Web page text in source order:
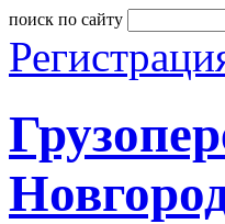
поиск по сайту